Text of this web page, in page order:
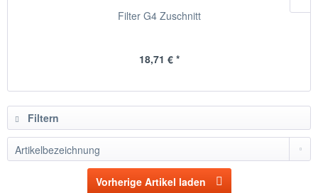
Filter G4 Zuschnitt
18,71 € *
Filtern
Vorherige Artikel laden